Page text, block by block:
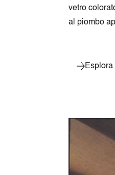
vetro
al piombo
Esplora